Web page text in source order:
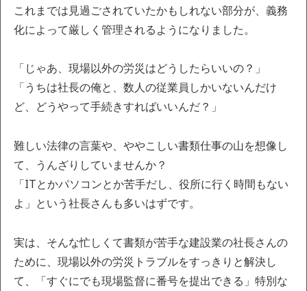
これまでは見過ごされていたかもしれない部分が、義務
化によって厳しく管理されるようになりました。
「じゃあ、現場以外の労災はどうしたらいいの？」
「うちは社長の俺と、数人の従業員しかいないんだけ
ど、どうやって手続きすればいいんだ？」
難しい法律の言葉や、ややこしい書類仕事の山を想像し
て、うんざりしていませんか？
「ITとかパソコンとか苦手だし、役所に行く時間もない
よ」という社長さんも多いはずです。
実は、そんな忙しくて書類が苦手な建設業の社長さんの
ために、現場以外の労災トラブルをすっきりと解決し
て、「すぐにでも現場監督に番号を提出できる」特別な